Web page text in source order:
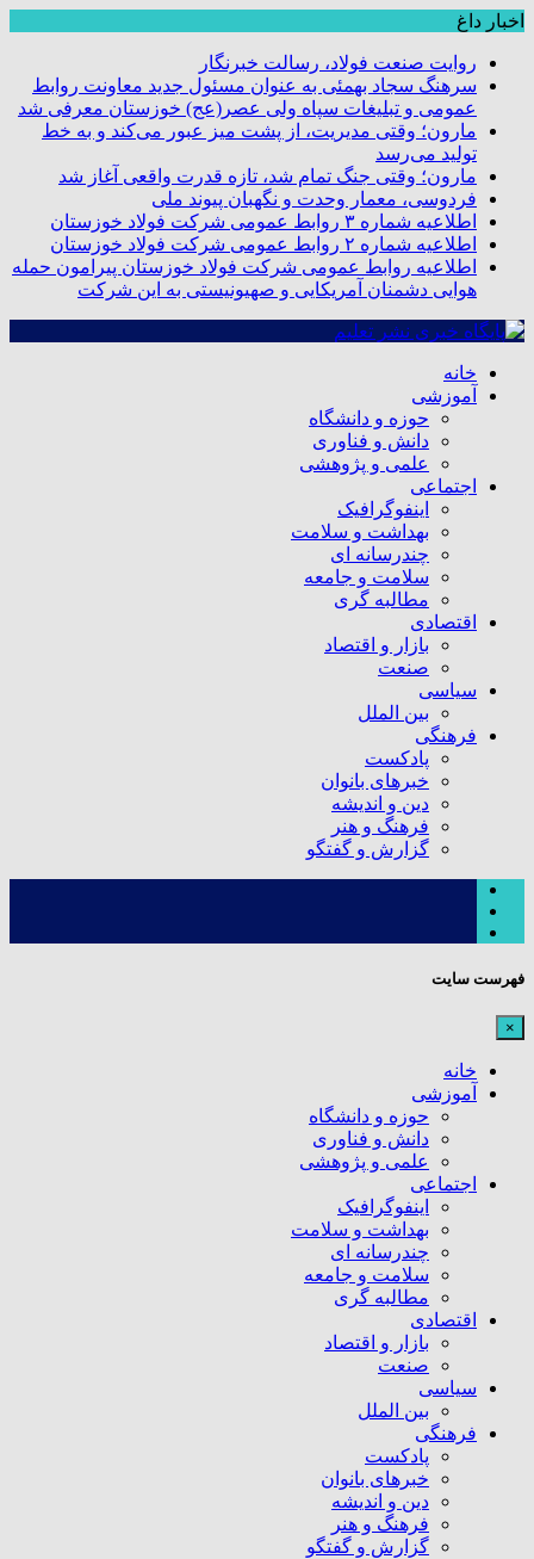
اخبار داغ
روایت صنعت فولاد،‌ رسالت خبرنگار
سرهنگ سجاد بهمئی به عنوان مسئول جدید معاونت روابط
عمومی و تبلیغات سپاه ولی عصر(عج) خوزستان معرفی شد
مارون؛ وقتی مدیریت، از پشت میز عبور می‌کند و به خط
تولید می‌رسد
مارون؛ وقتی جنگ تمام شد، تازه قدرت واقعی آغاز شد
فردوسی، معمار وحدت و نگهبان پیوند ملی
اطلاعیه شماره ۳ روابط عمومی شرکت فولاد خوزستان
اطلاعیه شماره ۲ روابط عمومی شرکت فولاد خوزستان
اطلاعیه روابط عمومی شرکت فولاد خوزستان پیرامون حمله
هوایی دشمنان آمریکایی و صهیونیستی به این شرکت
خانه
آموزشی
حوزه و دانشگاه
دانش و فناوری
علمی و پژوهشی
اجتماعی
اینفوگرافیک
بهداشت و سلامت
چندرسانه ای
سلامت و جامعه
مطالبه گری
اقتصادی
بازار و اقتصاد
صنعت
سیاسی
بین الملل
فرهنگی
پادکست
خبرهای بانوان
دین و اندیشه
فرهنگ و هنر
گزارش و گفتگو
فهرست سایت
×
خانه
آموزشی
حوزه و دانشگاه
دانش و فناوری
علمی و پژوهشی
اجتماعی
اینفوگرافیک
بهداشت و سلامت
چندرسانه ای
سلامت و جامعه
مطالبه گری
اقتصادی
بازار و اقتصاد
صنعت
سیاسی
بین الملل
فرهنگی
پادکست
خبرهای بانوان
دین و اندیشه
فرهنگ و هنر
گزارش و گفتگو